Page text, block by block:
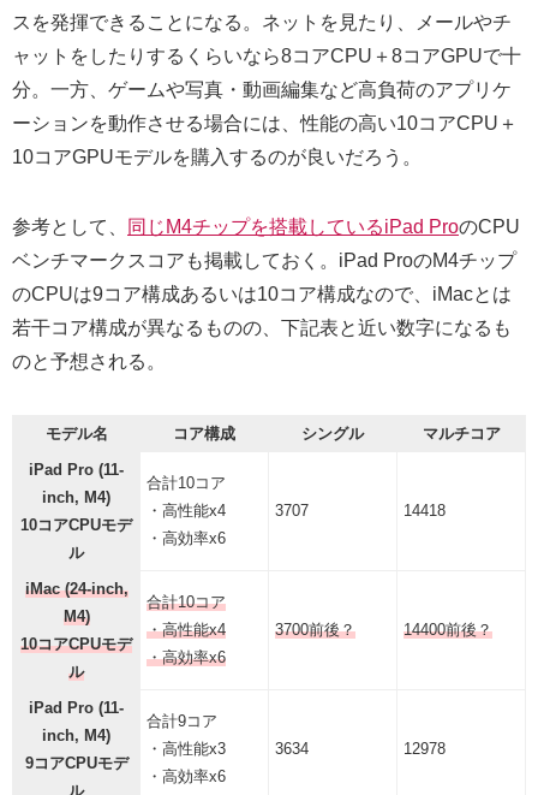
スを発揮できることになる。ネットを見たり、メールやチ
ャットをしたりするくらいなら8コアCPU＋8コアGPUで十
分。一方、ゲームや写真・動画編集など高負荷のアプリケ
ーションを動作させる場合には、性能の高い10コアCPU＋
10コアGPUモデルを購入するのが良いだろう。
参考として、 同じM4チップを搭載しているiPad ProのCPU
ベンチマークスコアも掲載しておく。iPad ProのM4チップ
のCPUは9コア構成あるいは10コア構成なので、iMacとは
若干コア構成が異なるものの、下記表と近い数字になるも
のと予想される。
モデル名 コア構成 シングル
マルチコア
iPad Pro (11-
inch, M4)
10コアCPUモデ
ル
合計10コア
・高性能x4
・高効率x6
3707 14418
iMac (24-inch,
M4)
10コアCPUモデ
ル
合計10コア
・高性能x4
・高効率x6
3700前後？ 14400前後？
iPad Pro (11-
inch, M4)
9コアCPUモデ
ル
合計9コア
・高性能x3
・高効率x6
3634 12978